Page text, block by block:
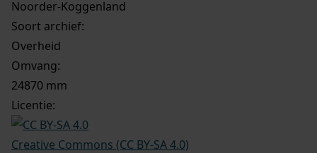
Noorder-Koggenland
Soort archief:
Overheid
Omvang:
24870 mm
Licentie:
Creative Commons (CC BY-SA 4.0)